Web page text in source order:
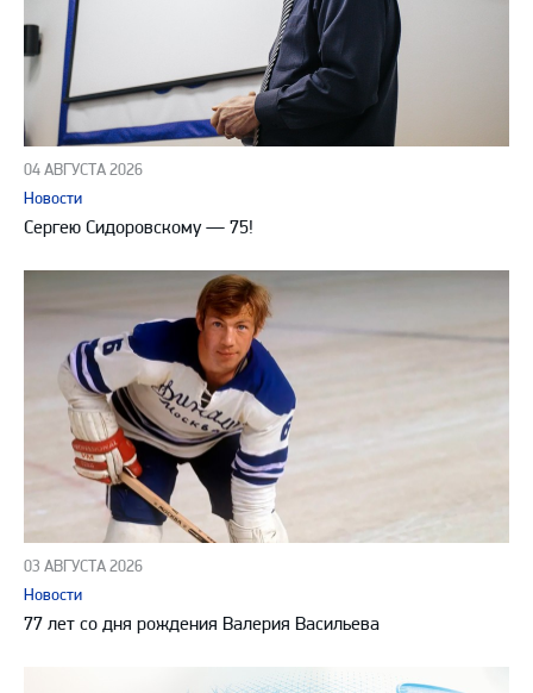
04 АВГУСТА 2026
Новости
Сергею Сидоровскому — 75!
03 АВГУСТА 2026
Новости
77 лет со дня рождения Валерия Васильева